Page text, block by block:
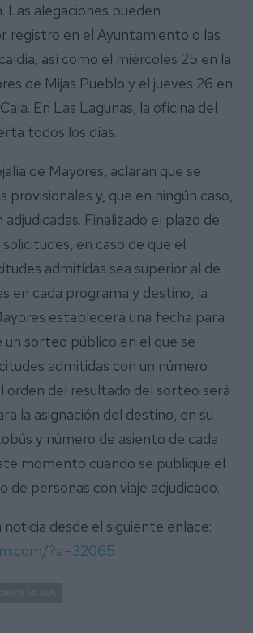
Las alegaciones pueden
registro en el Ayuntamiento o las
así como el miércoles 25 en la
de Mijas Pueblo y el jueves 26 en
En Las Lagunas, la oficina del
todos los días.
de Mayores, aclaran que se
provisionales y, que en ningún caso,
adjudicadas. Finalizado el plazo de
en caso de que el
admitidas sea superior al de
en cada programa y destino, la
establecerá una fecha para
un sorteo público en el que se
admitidas con un número
orden del resultado del sorteo será
la asignación del destino, en su
y número de asiento de cada
momento cuando se publique el
de personas con viaje adjudicado.
desde el siguiente enlace:
?a=32065